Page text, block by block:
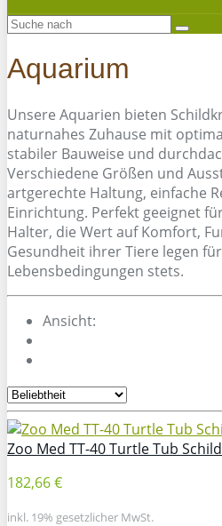
Aquarium
Unsere Aquarien bieten
naturnahes Zuhause mit
stabiler Bauweise und
Verschiedene Größen und
artgerechte Haltung, einfache
Einrichtung. Perfekt geeignet
Halter, die Wert auf Komfort,
Gesundheit ihrer Tiere legen
Lebensbedingungen stets.
Ansicht:
Zoo Med TT-40 Turtle Tub
182,66 €
inkl. 19% gesetzlicher MwSt.